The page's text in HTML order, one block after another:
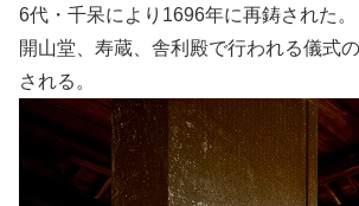
6代・千呆により1696年に再鋳された。
開山堂、寿蔵、舎利殿で行われる儀式
される。